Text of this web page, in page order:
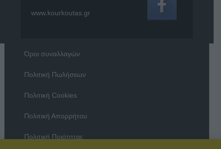
www.kourkoutas.gr
Όροι συναλλαγών
Πολιτική Πωλήσεων
Πολιτική Cookies
Πολιτική Απορρήτου
Πολιτική Ποιότητας